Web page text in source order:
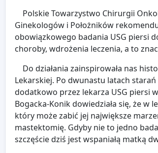
Polskie Towarzystwo Chirurgii
Ginekologów i Położników
obowiązkowego badania USG piersi
choroby, wdrożenia leczenia, a to
Do działania zainspirowała nas
Lekarskiej. Po dwunastu latach
dodatkowo przez lekarza USG piersi
Bogacka-Konik dowiedziała się, że
który może zabić jej największe
mastektomię. Gdyby nie to jedno
szczęście dziś jest wspaniałą matką